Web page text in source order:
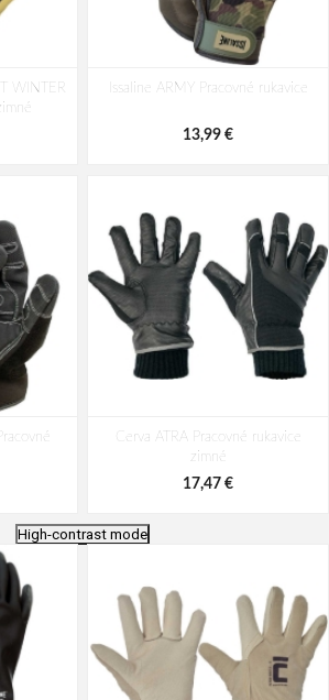
WINTER
Issaline ARMY Pracovné rukavice
13,99 €
Cerva ATRA Pracovné rukavice
zimné
17,47 €
High-contrast mode